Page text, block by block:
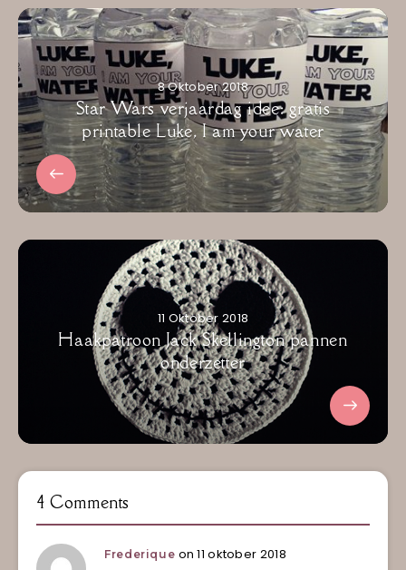
8 Oktober 2018
Star Wars verjaardag idee: gratis
printable Luke, I am your water
11 Oktober 2018
Haakpatroon Jack Skellington pannen
onderzetter
4 Comments
Frederique on 11 oktober 2018